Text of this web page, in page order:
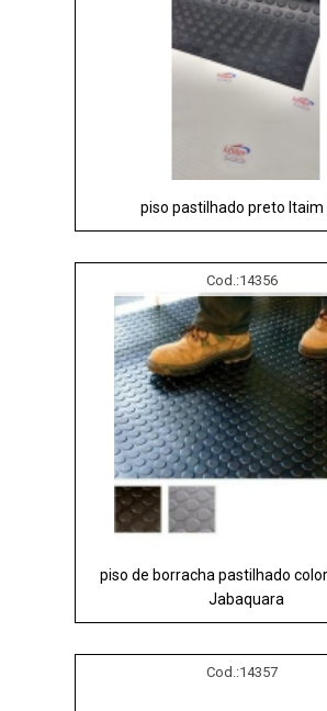
piso pastilhado preto Itaim
Cod.:14356
piso de borracha pastilhado
Jabaquara
Cod.:14357